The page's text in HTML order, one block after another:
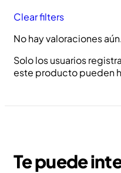
Clear filters
No hay valoraciones aún.
Solo los usuarios
este producto pueden
Te puede